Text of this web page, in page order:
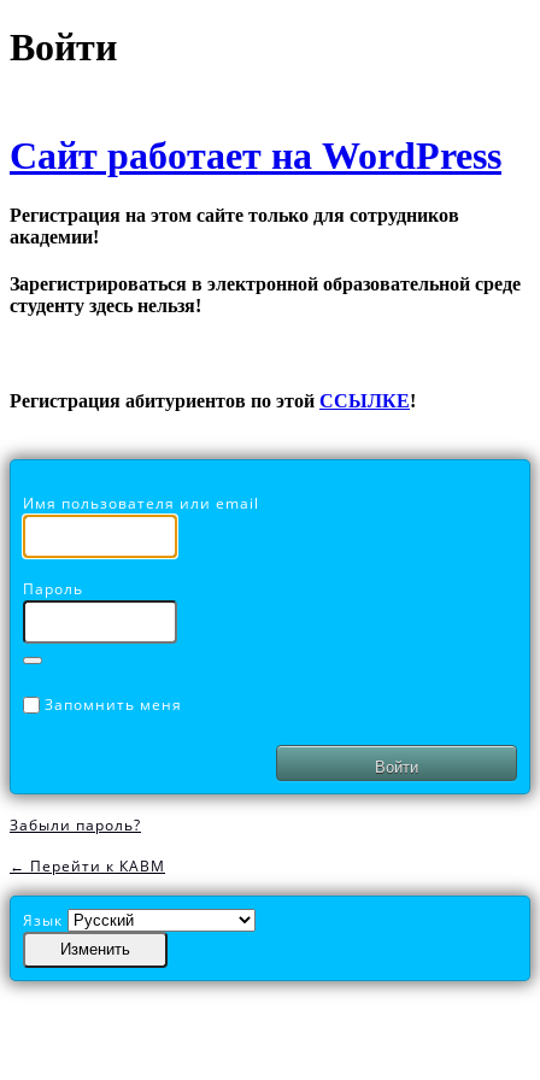
Войти
Сайт работает на WordPress
Регистрация на этом сайте только для сотрудников
академии!
Зарегистрироваться в электронной образовательной среде
студенту здесь нельзя!
Регистрация абитуриентов по этой ССЫЛКЕ!
Имя пользователя или email
Пароль
Запомнить меня
Забыли пароль?
← Перейти к КАВМ
Язык